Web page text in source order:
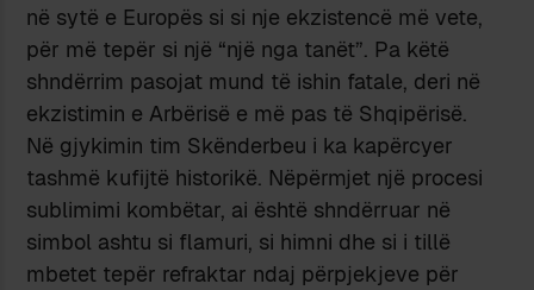
në sytë e Europës si si nje ekzistencë më vete,
për më tepër si një “një nga tanët”. Pa këtë
shndërrim pasojat mund të ishin fatale, deri në
ekzistimin e Arbërisë e më pas të Shqipërisë.
Në gjykimin tim Skënderbeu i ka kapërcyer
tashmë kufijtë historikë. Nëpërmjet një procesi
sublimimi kombëtar, ai është shndërruar në
simbol ashtu si flamuri, si himni dhe si i tillë
mbetet tepër refraktar ndaj përpjekjeve për